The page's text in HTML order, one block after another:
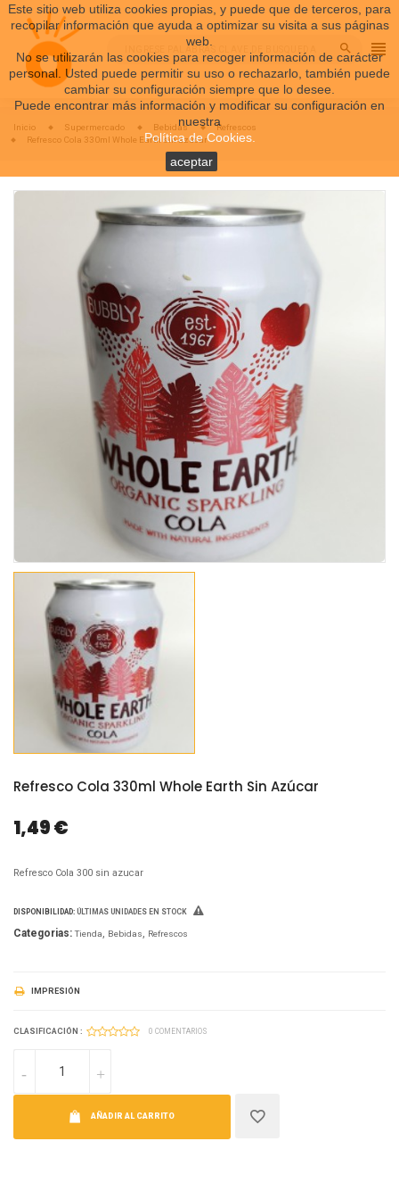
Este sitio web utiliza cookies propias, y puede que de terceros, para
recopilar información que ayuda a optimizar su visita a sus páginas
web.
No se utilizarán las cookies para recoger información de carácter
personal. Usted puede permitir su uso o rechazarlo, también puede
cambiar su configuración siempre que lo desee.
Puede encontrar más información y modificar su configuración en
nuestra
Política de Cookies.
aceptar
search
Inicio Supermercado Bebidas
Refrescos
Refresco Cola 330ml Whole Earth sin azúcar
Refresco Cola 330ml Whole Earth Sin Azúcar
1,49 €
Refresco Cola 300 sin azucar
DISPONIBILIDAD: ÚLTIMAS UNIDADES EN STOCK
Categorias: Tienda Bebidas Refrescos
IMPRESIÓN
CLASIFICACIÓN : 0 COMENTARIOS
AÑADIR AL CARRITO